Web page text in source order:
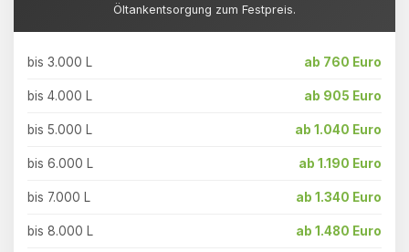
Öltankentsorgung zum Festpreis.
bis 3.000 L ab 760 Euro
bis 4.000 L ab 905 Euro
bis 5.000 L ab 1.040 Euro
bis 6.000 L ab 1.190 Euro
bis 7.000 L ab 1.340 Euro
bis 8.000 L ab 1.480 Euro